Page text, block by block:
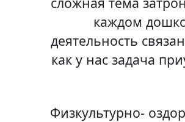
каждом
деятельность
как у нас задача
Физкультурно-